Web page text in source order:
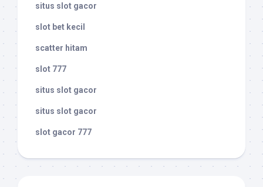
situs slot gacor
slot bet kecil
scatter hitam
slot 777
situs slot gacor
situs slot gacor
slot gacor 777